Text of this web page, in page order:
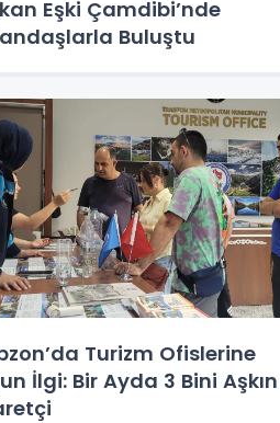
Eşki Çamdibi’nde
Buluştu
Turizm Ofislerine
İlgi: Bir Ayda 3 Bini Aşkın